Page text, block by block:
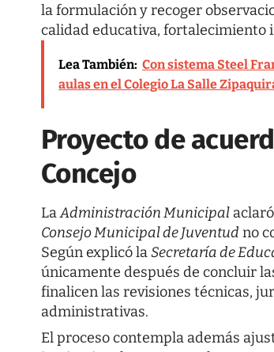
la formulación y recoger
calidad educativa,
Lea También: Con sistema Steel
aulas en el Colegio La Salle
Proyecto de
Concejo
LaAdministración Municipal
Consejo Municipal de Juventud no
Según explicó laSecretaría de
únicamente después de concluir
finalicen las revisiones técnicas,
administrativas.
El proceso contempla además